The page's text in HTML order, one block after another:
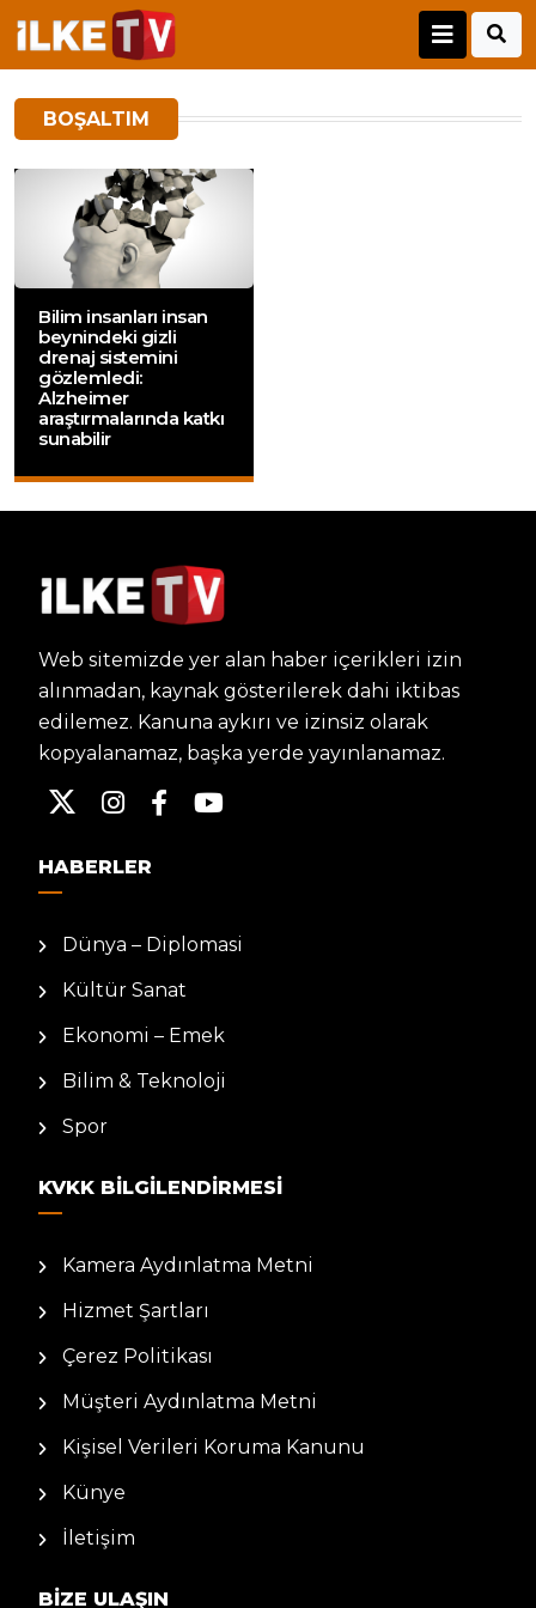
BOŞALTIM
Bilim insanları insan
beynindeki gizli
drenaj sistemini
gözlemledi:
Alzheimer
araştırmalarında katkı
sunabilir
Web sitemizde yer alan haber içerikleri izin
alınmadan, kaynak gösterilerek dahi iktibas
edilemez. Kanuna aykırı ve izinsiz olarak
kopyalanamaz, başka yerde yayınlanamaz.
HABERLER
Dünya – Diplomasi
Kültür Sanat
Ekonomi – Emek
Bilim & Teknoloji
Spor
KVKK BILGILENDIRMESI
Kamera Aydınlatma Metni
Hizmet Şartları
Çerez Politikası
Müşteri Aydınlatma Metni
Kişisel Verileri Koruma Kanunu
Künye
İletişim
BIZE ULAŞIN